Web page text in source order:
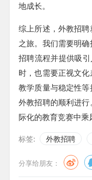
地成长。
综上所述，外教招
之旅。我们需要明
招聘流程并提供吸
时，也需要正视文
教学质量与稳定性
外教招聘的顺利进
际化的教育竞赛中乘
标签: 外教招聘
分享给朋友：